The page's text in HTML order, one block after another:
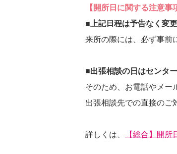
【開所日に関する注意事
■上記日程は予告なく変
来所の際には、必ず事前
■出張相談の日はセンタ
そのため、お電話やメー
出張相談先での直接のご
詳しくは、 【総合】開所